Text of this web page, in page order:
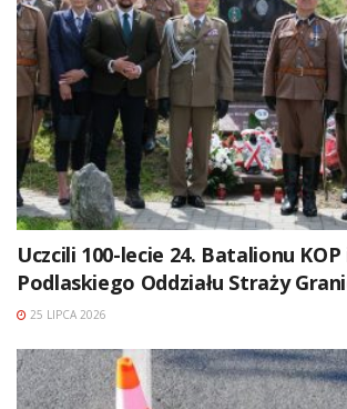
Uczcili 100-lecie 24. Batalionu KOP
Podlaskiego Oddziału Straży
25 LIPCA 2026